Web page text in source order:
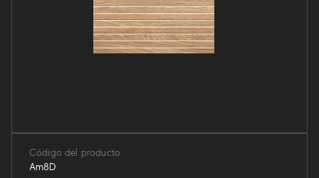
Código del producto
Am8D